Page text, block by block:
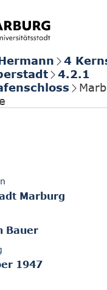
4
4.2.1
Marburg
Bauer
1947